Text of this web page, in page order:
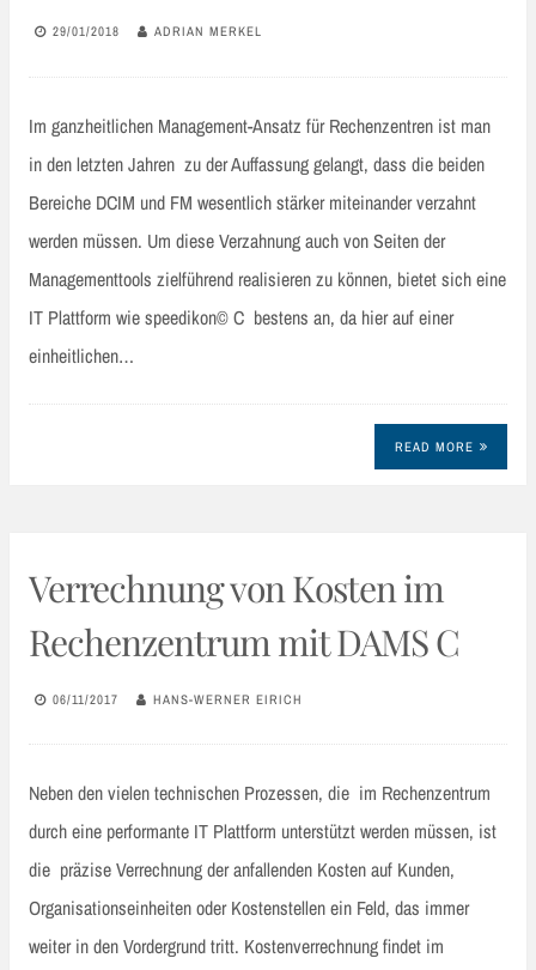
29/01/2018 ADRIAN MERKEL
Im ganzheitlichen Management-Ansatz für Rechenzentren ist man
in den letzten Jahren zu der Auffassung gelangt, dass die beiden
Bereiche DCIM und FM wesentlich stärker miteinander verzahnt
werden müssen. Um diese Verzahnung auch von Seiten der
Managementtools zielführend realisieren zu können, bietet sich eine
IT Plattform wie speedikon© C bestens an, da hier auf einer
einheitlichen…
READ MORE
Verrechnung von Kosten im
Rechenzentrum mit DAMS C
06/11/2017 HANS-WERNER EIRICH
Neben den vielen technischen Prozessen, die im Rechenzentrum
durch eine performante IT Plattform unterstützt werden müssen, ist
die präzise Verrechnung der anfallenden Kosten auf Kunden,
Organisationseinheiten oder Kostenstellen ein Feld, das immer
weiter in den Vordergrund tritt. Kostenverrechnung findet im